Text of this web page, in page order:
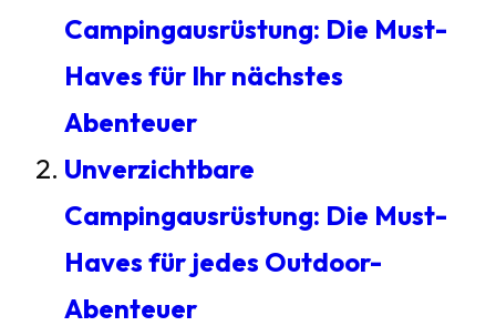
Campingausrüstung: Die Must-
Haves für Ihr nächstes
Abenteuer
Unverzichtbare
Campingausrüstung: Die Must-
Haves für jedes Outdoor-
Abenteuer